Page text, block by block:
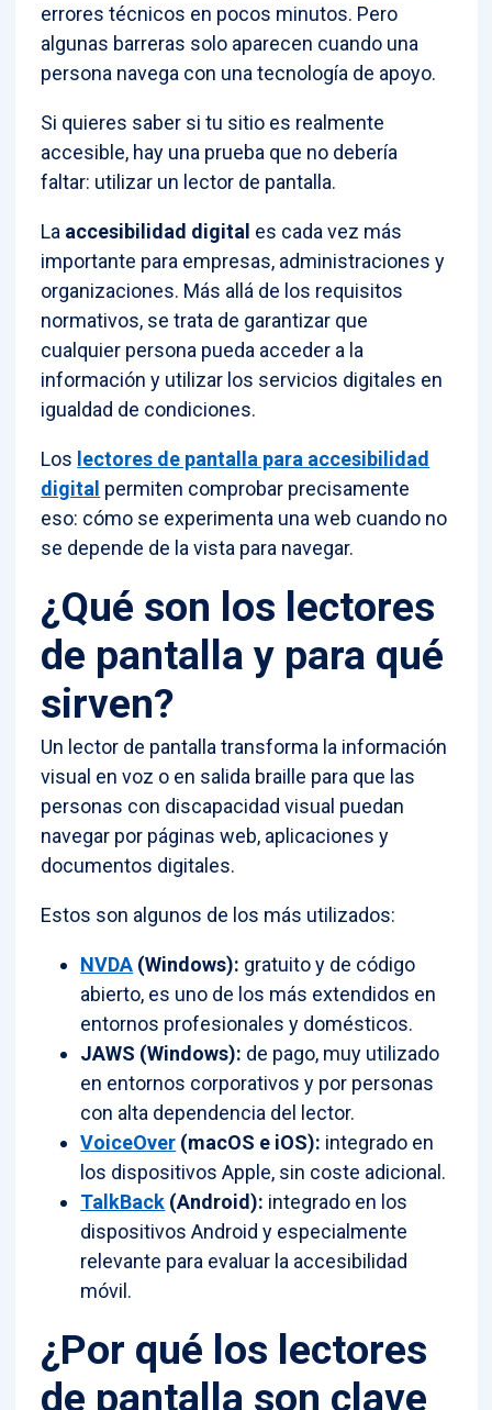
errores técnicos en pocos minutos. Pero
algunas barreras solo aparecen cuando una
persona navega con una tecnología de apoyo.
Si quieres saber si tu sitio es realmente
accesible, hay una prueba que no debería
faltar: utilizar un lector de pantalla.
La accesibilidad digital es cada vez más
importante para empresas, administraciones y
organizaciones. Más allá de los requisitos
normativos, se trata de garantizar que
cualquier persona pueda acceder a la
información y utilizar los servicios digitales en
igualdad de condiciones.
Los lectores de pantalla para accesibilidad
digital permiten comprobar precisamente
eso: cómo se experimenta una web cuando no
se depende de la vista para navegar.
¿Qué son los lectores
de pantalla y para qué
sirven?
Un lector de pantalla transforma la información
visual en voz o en salida braille para que las
personas con discapacidad visual puedan
navegar por páginas web, aplicaciones y
documentos digitales.
Estos son algunos de los más utilizados:
NVDA (Windows): gratuito y de código
abierto, es uno de los más extendidos en
entornos profesionales y domésticos.
JAWS (Windows): de pago, muy utilizado
en entornos corporativos y por personas
con alta dependencia del lector.
VoiceOver (macOS e iOS): integrado en
los dispositivos Apple, sin coste adicional.
TalkBack (Android): integrado en los
dispositivos Android y especialmente
relevante para evaluar la accesibilidad
móvil.
¿Por qué los lectores
de pantalla son clave